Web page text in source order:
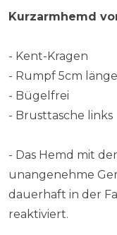
Kurzarmhemd
- Kent-Kragen
- Rumpf 5cm
- Bügelfrei
- Brusttasche links
- Das Hemd mit
unangenehme
dauerhaft in der
reaktiviert.